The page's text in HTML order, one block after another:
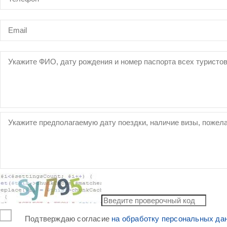
Подтверждаю согласие на обработку персональных